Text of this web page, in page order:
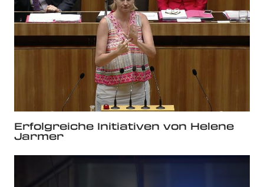
Erfolgreiche Initiativen von Helene
Jarmer